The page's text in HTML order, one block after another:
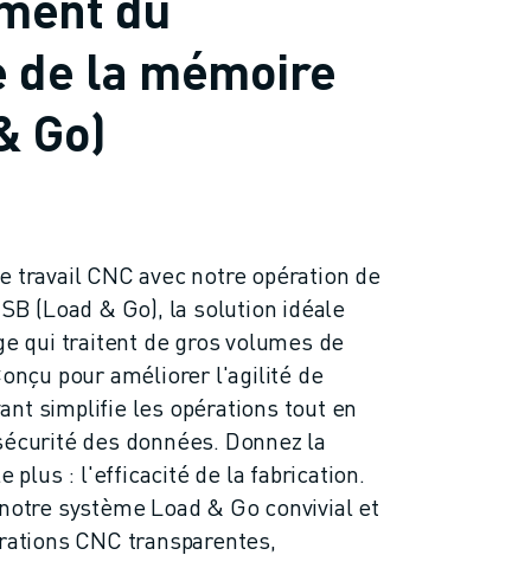
la mémoire
Go)
travail CNC avec notre opération de
(Load & Go), la solution idéale
qui traitent de gros volumes de
pour améliorer l'agilité de
simplifie les opérations tout en
des données. Donnez la
plus : l'efficacité de la fabrication.
système Load & Go convivial et
CNC transparentes,